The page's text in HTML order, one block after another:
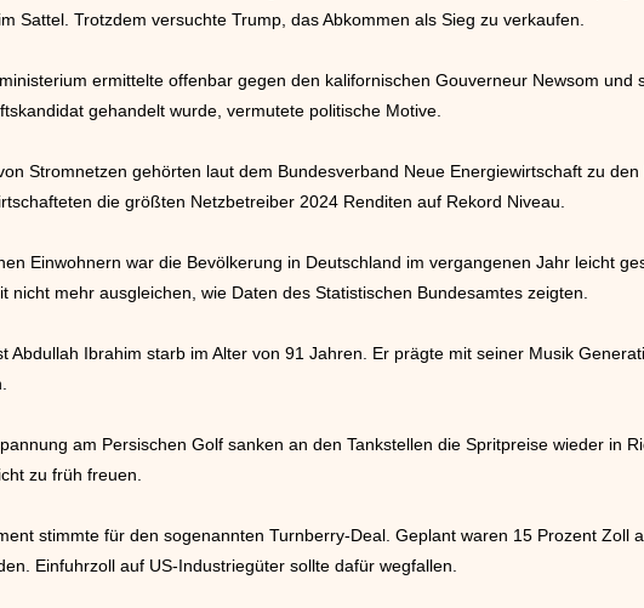
Sattel. Trotzdem versuchte Trump, das Abkommen als Sieg zu verkaufen.
ermittelte offenbar gegen den kalifornischen Gouverneur Newsom und
gehandelt wurde, vermutete politische Motive.
Stromnetzen gehörten laut dem Bundesverband Neue Energiewirtschaft zu
die größten Netzbetreiber 2024 Renditen auf Rekord Niveau.
Einwohnern war die Bevölkerung in Deutschland im vergangenen Jahr leicht
nicht mehr ausgleichen, wie Daten des Statistischen Bundesamtes zeigten.
Abdullah Ibrahim starb im Alter von 91 Jahren. Er prägte mit seiner Musik
am Persischen Golf sanken an den Tankstellen die Spritpreise wieder in
zu früh freuen.
stimmte für den sogenannten Turnberry-Deal. Geplant waren 15 Prozent Zoll
Einfuhrzoll auf US-Industriegüter sollte dafür wegfallen.